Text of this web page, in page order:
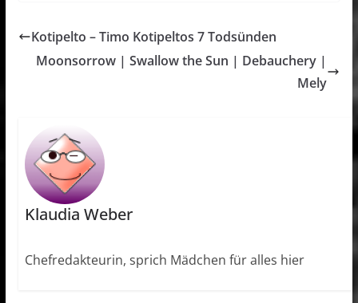
Kotipelto – Timo Kotipeltos 7 Todsünden
Moonsorrow | Swallow the Sun | Debauchery |
Mely
Klaudia Weber
Chefredakteurin, sprich Mädchen für alles hier